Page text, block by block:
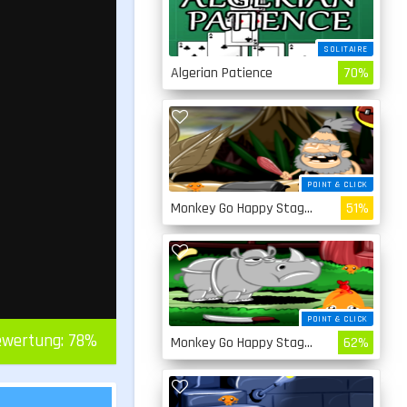
78%
SOLITAIRE
Algerian Patience 70%
POINT & CLICK
Monkey Go Happy Stage 4 51%
POINT & CLICK
Monkey Go Happy Stage 3 62%